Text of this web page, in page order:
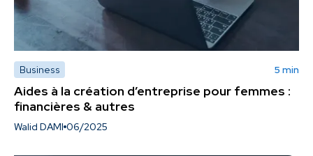
Business 5 min
Aides à la création d’entreprise pour femmes :
financières & autres
Walid DAMI 06/2025